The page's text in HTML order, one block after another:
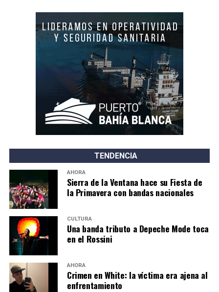
TENDENCIA
AHORA
Sierra de la Ventana hace su Fiesta de
la Primavera con bandas nacionales
CULTURA
Una banda tributo a Depeche Mode toca
en el Rossini
AHORA
Crimen en White: la víctima era ajena al
enfrentamiento